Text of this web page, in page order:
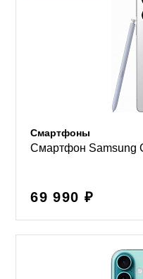
Смартфоны
Смартфон Samsung
69 990 ₽